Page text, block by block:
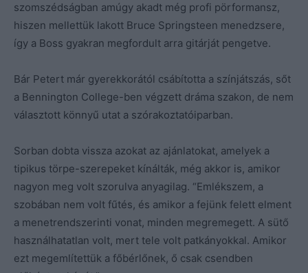
szomszédságban amúgy akadt még profi pörformansz,
hiszen mellettük lakott Bruce Springsteen menedzsere,
így a Boss gyakran megfordult arra gitárját pengetve.
Bár Petert már gyerekkorától csábította a színjátszás, sőt
a Bennington College-ben végzett dráma szakon, de nem
választott könnyű utat a szórakoztatóiparban.
Sorban dobta vissza azokat az ajánlatokat, amelyek a
tipikus törpe-szerepeket kínálták, még akkor is, amikor
nagyon meg volt szorulva anyagilag. “Emlékszem, a
szobában nem volt fűtés, és amikor a fejünk felett elment
a menetrendszerinti vonat, minden megremegett. A sütő
használhatatlan volt, mert tele volt patkányokkal. Amikor
ezt megemlítettük a főbérlőnek, ő csak csendben